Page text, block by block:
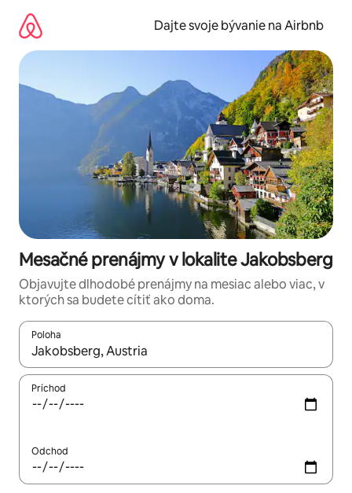
obsah.
Dajte svoje bývanie na Airbnb
Mesačné prenájmy v lokalite Jakobsberg
Objavujte dlhodobé prenájmy na mesiac alebo viac, v
ktorých sa budete cítiť ako doma.
Poloha
Keď budú výsledky k dispozícii, môžete si ich prechádzať
Príchod
Odchod